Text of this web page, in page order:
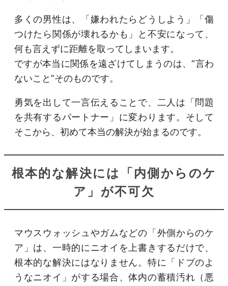
多くの男性は、「嫌われたらどうしよう」「傷
つけたら関係が壊れるかも」と不安になって、
何も言えずに距離を取ってしまいます。
ですが本当に関係を遠ざけてしまうのは、“言わ
ないこと”そのものです。
勇気を出して一言伝えることで、二人は「問題
を共有するパートナー」に変わります。そして
そこから、初めて本当の解決が始まるのです。
根本的な解決には「内側からのケ
ア」が不可欠
マウスウォッシュやガムなどの「外側からのケ
ア」は、一時的にニオイを上書きするだけで、
根本的な解決にはなりません。特に「ドブのよ
うなニオイ」がする場合、体内の蓄積汚れ（悪